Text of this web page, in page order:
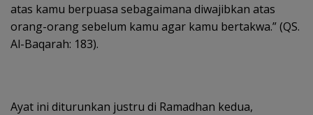
atas kamu berpuasa sebagaimana diwajibkan atas
orang-orang sebelum kamu agar kamu bertakwa.” (QS.
Al-Baqarah: 183).
Ayat ini diturunkan justru di Ramadhan kedua,